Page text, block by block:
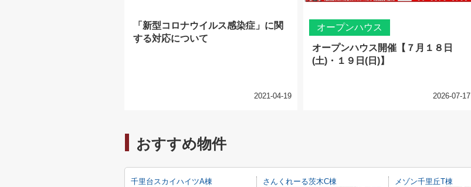
「新型コロナウイルス感染症」に関
する対応について
2021-04-19
オープンハウス
オープンハウス開催【７月１８日
(土)・１９日(日)】
2026-07-17
おすすめ物件
千里台スカイハイツA棟 さんくれーる茨木C棟 メゾン千里丘T棟